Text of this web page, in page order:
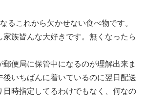
るこれから欠かせない食べ物です。
家族皆んな大好きです。無くなったら
郵便局に保管中になるのが理解出来ま
後いちばんに着いているのに翌日配送
日時指定してるわけでもなく、何なの